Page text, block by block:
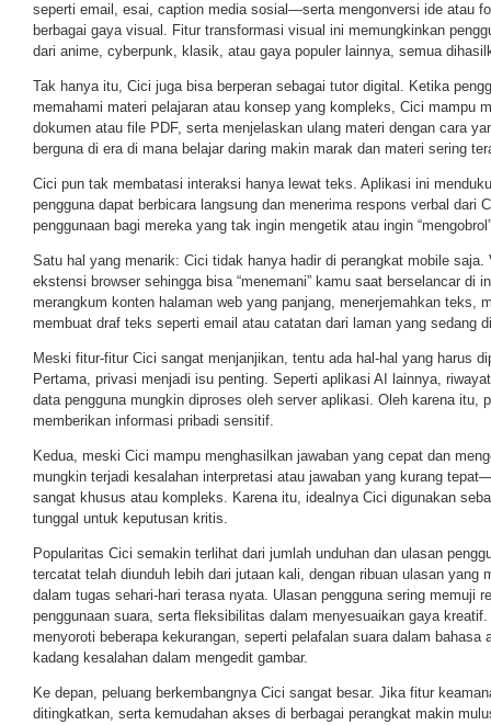
seperti email, esai, caption media sosial—serta mengonversi ide atau
berbagai gaya visual. Fitur transformasi visual ini memungkinkan
dari anime, cyberpunk, klasik, atau gaya populer lainnya, semua
Tak hanya itu, Cici juga bisa berperan sebagai tutor digital. Ketika
memahami materi pelajaran atau konsep yang kompleks, Cici mampu
dokumen atau file PDF, serta menjelaskan ulang materi dengan cara
berguna di era di mana belajar daring makin marak dan materi sering
Cici pun tak membatasi interaksi hanya lewat teks. Aplikasi ini
pengguna dapat berbicara langsung dan menerima respons verbal dari
penggunaan bagi mereka yang tak ingin mengetik atau ingin
Satu hal yang menarik: Cici tidak hanya hadir di perangkat mobile saja.
ekstensi browser sehingga bisa “menemani” kamu saat berselancar di
merangkum konten halaman web yang panjang, menerjemahkan teks,
membuat draf teks seperti email atau catatan dari laman yang sedang
Meski fitur-fitur Cici sangat menjanjikan, tentu ada hal-hal yang harus
Pertama, privasi menjadi isu penting. Seperti aplikasi AI lainnya,
data pengguna mungkin diproses oleh server aplikasi. Oleh karena itu,
memberikan informasi pribadi sensitif.
Kedua, meski Cici mampu menghasilkan jawaban yang cepat dan
mungkin terjadi kesalahan interpretasi atau jawaban yang kurang
sangat khusus atau kompleks. Karena itu, idealnya Cici digunakan
tunggal untuk keputusan kritis.
Popularitas Cici semakin terlihat dari jumlah unduhan dan ulasan
tercatat telah diunduh lebih dari jutaan kali, dengan ribuan ulasan yang
dalam tugas sehari-hari terasa nyata. Ulasan pengguna sering memuji
penggunaan suara, serta fleksibilitas dalam menyesuaikan gaya
menyoroti beberapa kekurangan, seperti pelafalan suara dalam bahasa
kadang kesalahan dalam mengedit gambar.
Ke depan, peluang berkembangnya Cici sangat besar. Jika fitur
ditingkatkan, serta kemudahan akses di berbagai perangkat makin